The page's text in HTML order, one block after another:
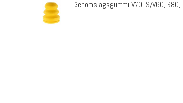
Genomslagsgummi V70, S/V60, S80,